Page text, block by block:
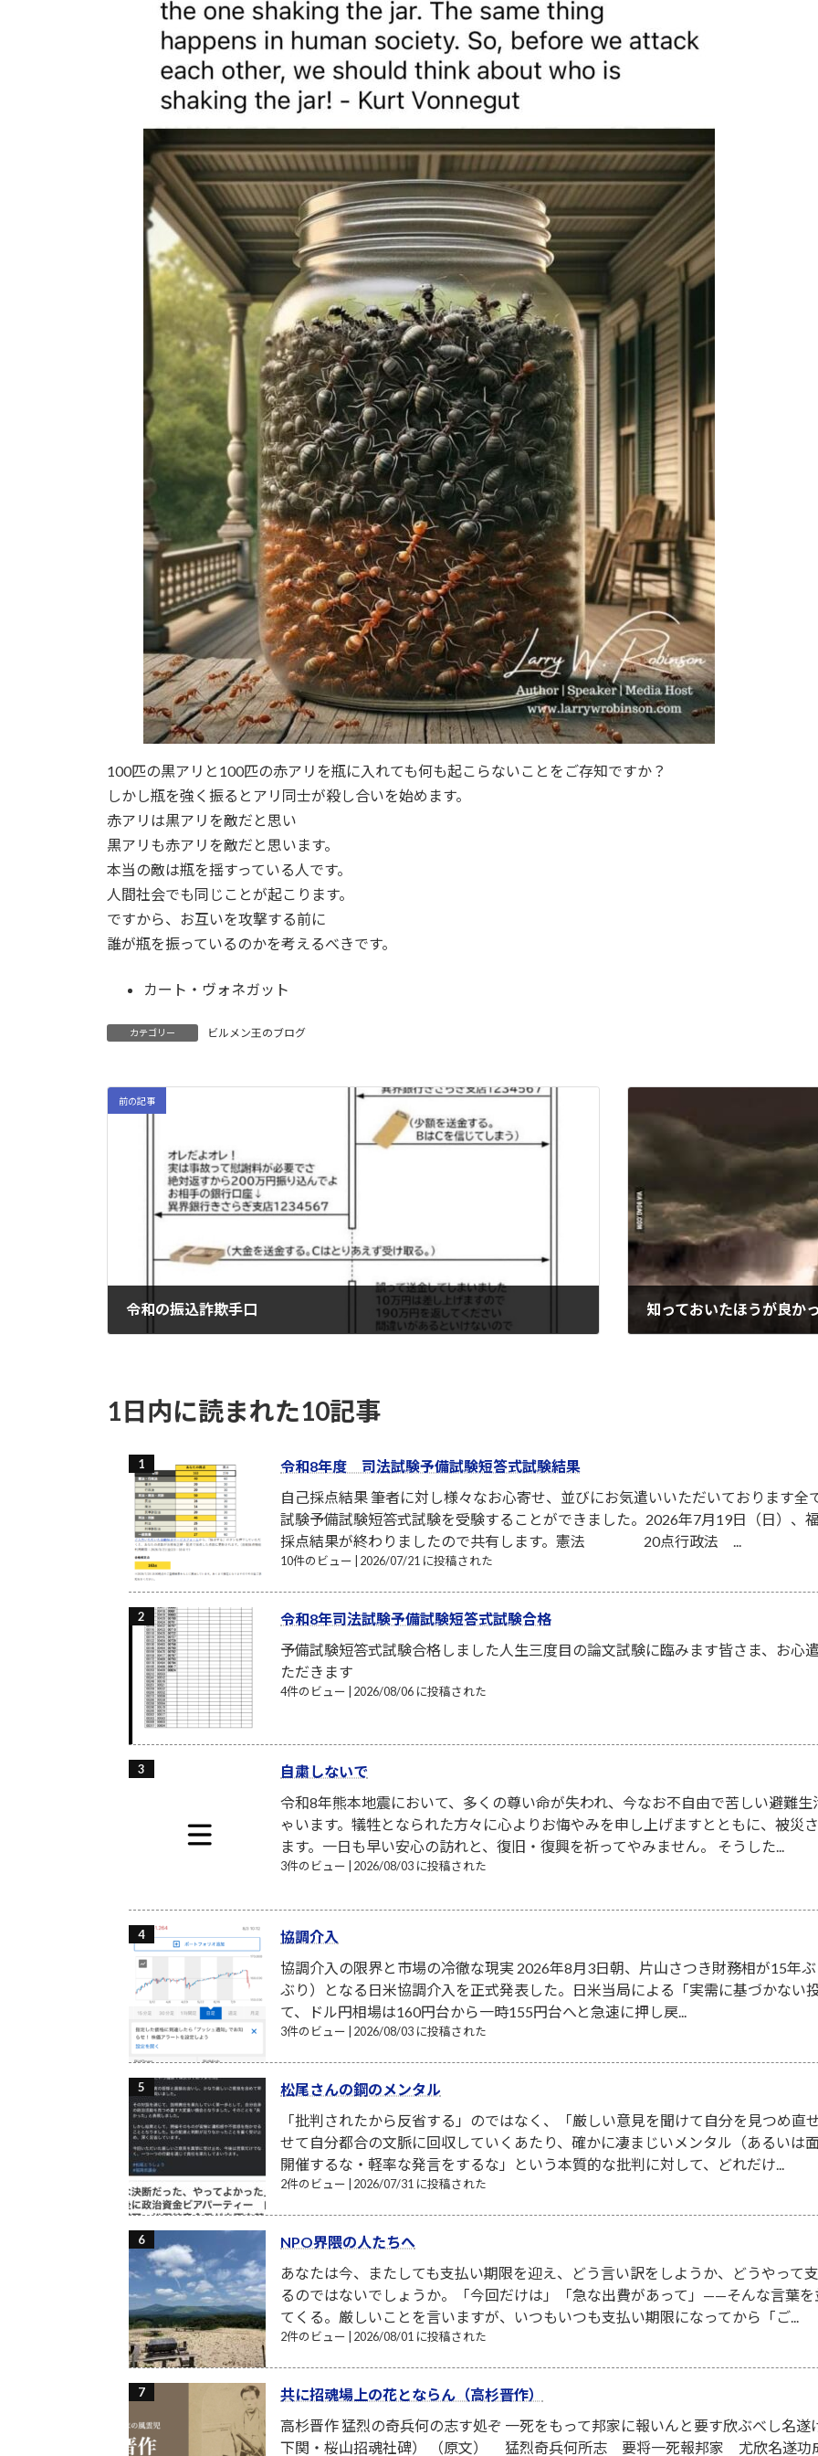
100匹の黒アリと100匹の赤アリを瓶に入れても何も起こらないことをご存知ですか？
しかし瓶を強く振るとアリ同士が殺し合いを始めます。
赤アリは黒アリを敵だと思い
黒アリも赤アリを敵だと思います。
本当の敵は瓶を揺すっている人です。
人間社会でも同じことが起こります。
ですから、お互いを攻撃する前に
誰が瓶を振っているのかを考えるべきです。
カート・ヴォネガット
カテゴリー ビルメン王のブログ
前の記事
令和の振込詐欺手口 知っておいたほうが良か
1日内に読まれた10記事
令和8年度 司法試験予備試験短答式試験結果
自己採点結果 筆者に対し様々なお心寄せ、並びにお気遣いいただいております
試験予備試験短答式試験を受験することができました。2026年7月19日（日）、
採点結果が終わりましたので共有します。憲法 20点行政法 ...
10件のビュー 2026/07/21 に投稿された
令和8年司法試験予備試験短答式試験合格
予備試験短答式試験合格しました人生三度目の論文試験に臨みます皆さま、お心
ただきます
4件のビュー 2026/08/06 に投稿された
自粛しないで
令和8年熊本地震において、多くの尊い命が失われ、今なお不自由で苦しい避難
ゃいます。犠牲となられた方々に心よりお悔やみを申し上げますとともに、被災
ます。一日も早い安心の訪れと、復旧・復興を祈ってやみません。 そうした...
3件のビュー 2026/08/03 に投稿された
協調介入
協調介入の限界と市場の冷徹な現実 2026年8月3日朝、片山さつき財務相が15年
ぶり）となる日米協調介入を正式発表した。日米当局による「実需に基づかない
て、ドル円相場は160円台から一時155円台へと急速に押し戻...
3件のビュー 2026/08/03 に投稿された
松尾さんの鋼のメンタル
「批判されたから反省する」のではなく、「厳しい意見を聞けて自分を見つめ直
せて自分都合の文脈に回収していくあたり、確かに凄まじいメンタル（あるいは
開催するな・軽率な発言をするな」という本質的な批判に対して、どれだけ...
2件のビュー 2026/07/31 に投稿された
NPO界隈の人たちへ
あなたは今、またしても支払い期限を迎え、どう言い訳をしようか、どうやって
るのではないでしょうか。「今回だけは」「急な出費があって」——そんな言葉
てくる。厳しいことを言いますが、いつもいつも支払い期限になってから「ご...
2件のビュー 2026/08/01 に投稿された
共に招魂場上の花とならん（高杉晋作）
高杉晋作 猛烈の奇兵何の志す処ぞ 一死をもって邦家に報いんと要す欣ぶべし名
下関・桜山招魂社碑） （原文） 猛烈奇兵何所志 要将一死報邦家 尤欣名遂